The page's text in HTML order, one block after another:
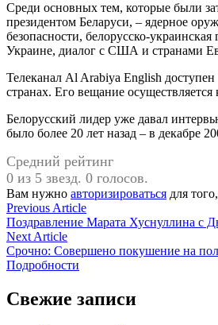
Среди основных тем, которые были
президентом Беларуси, – ядерное
безопасности, белорусско-
Украине, диалог с США и странами
Телеканал Al Arabiya English доступен
странах. Его вещание осуществляется
Белорусский лидер уже давал
было более 20 лет назад – в декабре
Средний рейтинг
0 из 5 звезд. 0 голосов.
Вам нужно авторизироваться для
Навигация
по
записям
Previous ArticlePrevious
article:
Поздравление Марата Хуснуллина с
Next ArticleNext
article:
Срочно: Совершено покушение на
Подробности
Свежие записи